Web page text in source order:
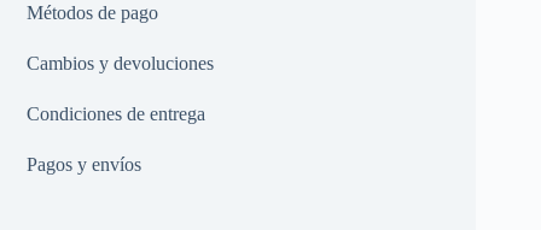
Métodos de pago
Cambios y devoluciones
Condiciones de entrega
Pagos y envíos